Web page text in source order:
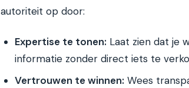
autoriteit op door:
Expertise te tonen: Laat zien dat je
informatie zonder direct iets te
Vertrouwen te winnen: Wees